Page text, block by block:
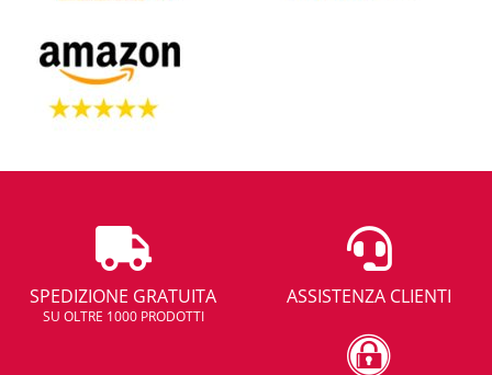
SPEDIZIONE GRATUITA
SU OLTRE 1000 PRODOTTI
ASSISTENZA CLIENTI